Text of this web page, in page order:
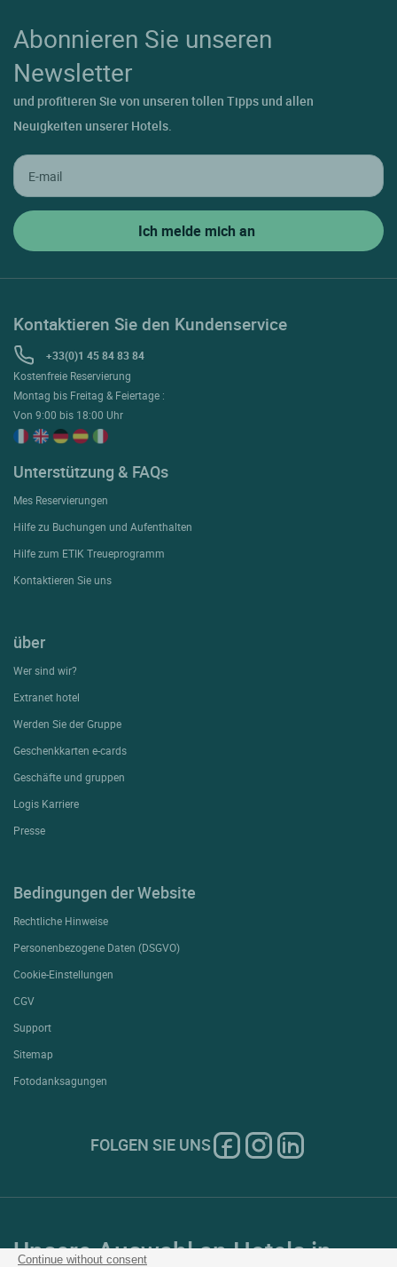
Continue without consent
Abonnieren Sie unseren
Newsletter
und profitieren Sie von unseren tollen Tipps und allen
Neuigkeiten unserer Hotels.
Kontaktieren Sie den Kundenservice
+33(0)1 45 84 83 84
Kostenfreie Reservierung
Montag bis Freitag & Feiertage :
Von 9:00 bis 18:00 Uhr
Unterstützung & FAQs
Mes Reservierungen
Hilfe zu Buchungen und Aufenthalten
Hilfe zum ETIK Treueprogramm
Kontaktieren Sie uns
über
Wer sind wir?
Extranet hotel
Werden Sie der Gruppe
Geschenkkarten e-cards
Geschäfte und gruppen
Logis Karriere
Presse
Bedingungen der Website
Rechtliche Hinweise
Personenbezogene Daten (DSGVO)
Cookie-Einstellungen
CGV
Support
Sitemap
Fotodanksagungen
FOLGEN SIE UNS
Unsere Auswahl an Hotels in